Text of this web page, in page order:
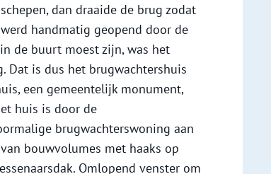
dan draaide de brug zodat
handmatig geopend door de
de buurt moest zijn, was het
Dat is dus het brugwachtershuis
een gemeentelijk monument,
huis is door de
brugwachterswoning aan
bouwvolumes met haaks op
Omlopend venster om